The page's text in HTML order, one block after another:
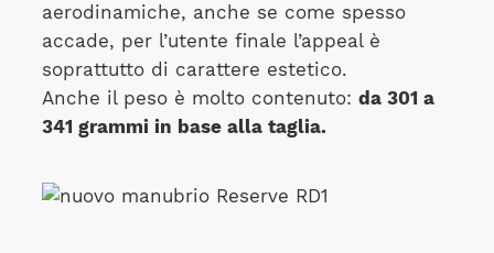
aerodinamiche, anche se come spesso
accade, per l’utente finale l’appeal è
soprattutto di carattere estetico.
Anche il peso è molto contenuto: da 301 a
341 grammi in base alla taglia.